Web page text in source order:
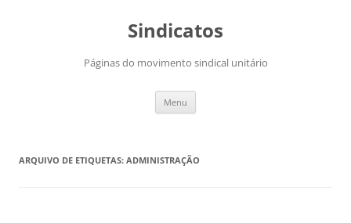
Sindicatos
Páginas do movimento sindical unitário
Menu
ARQUIVO DE ETIQUETAS: ADMINISTRAÇÃO